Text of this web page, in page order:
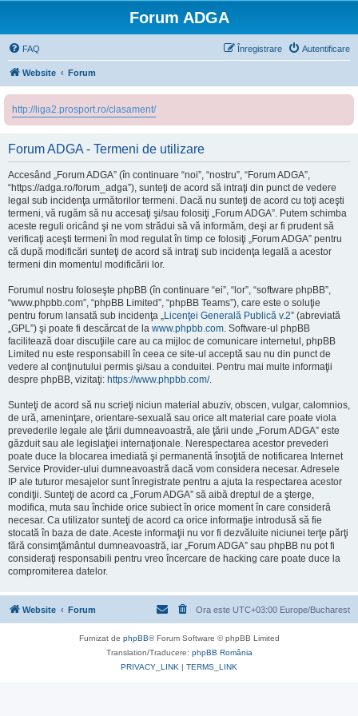
Forum ADGA
FAQ Autentificare
Înregistrare
Website Forum
http://liga2.prosport.ro/clasament/
Forum ADGA - Termeni de utilizare
Accesând „Forum ADGA” (în continuare “noi”, “nostru”, “Forum ADGA”,
“https://adga.ro/forum_adga”), sunteţi de acord să intraţi din punct de vedere
legal sub incidenţa următorilor termeni. Dacă nu sunteţi de acord cu toţi aceşti
termeni, vă rugăm să nu accesaţi şi/sau folosiţi „Forum ADGA”. Putem schimba
aceste reguli oricând şi ne vom strădui să vă informăm, deşi ar fi prudent să
verificaţi aceşti termeni în mod regulat în timp ce folosiţi „Forum ADGA” pentru
că după modificări sunteţi de acord să intraţi sub incidenţa legală a acestor
termeni din momentul modificării lor.
Forumul nostru foloseşte phpBB (în continuare “ei”, “lor”, “software phpBB”,
“www.phpbb.com”, “phpBB Limited”, “phpBB Teams”), care este o soluţie
pentru forum lansată sub incidenţa „Licenţei Generală Publică v.2” (abreviată
„GPL”) şi poate fi descărcat de la www.phpbb.com. Software-ul phpBB
facilitează doar discuţiile care au ca mijloc de comunicare internetul, phpBB
Limited nu este responsabill în ceea ce site-ul acceptă sau nu din punct de
vedere al conţinutului permis şi/sau a conduitei. Pentru mai multe informaţii
despre phpBB, vizitaţi: https://www.phpbb.com/.
Sunteţi de acord să nu scrieţi niciun material abuziv, obscen, vulgar, calomnios,
de ură, ameninţare, orientare-sexuală sau orice alt material care poate viola
prevederile legale ale ţării dumneavoastră, ale ţării unde „Forum ADGA” este
găzduit sau ale legislaţiei internaţionale. Nerespectarea acestor prevederi
poate duce la blocarea imediată şi permanentă însoţită de notificarea Internet
Service Provider-ului dumneavoastră dacă vom considera necesar. Adresele
IP ale tuturor mesajelor sunt înregistrate pentru a ajuta la respectarea acestor
condiţii. Sunteţi de acord ca „Forum ADGA” să aibă dreptul de a şterge,
modifica, muta sau închide orice subiect în orice moment în care consideră
necesar. Ca utilizator sunteţi de acord ca orice informaţie introdusă să fie
stocată în baza de date. Aceste informaţii nu vor fi dezvăluite niciunei terţe părţi
fără consimţământul dumneavoastră, iar „Forum ADGA” sau phpBB nu pot fi
consideraţi responsabili pentru vreo încercare de hacking care poate duce la
compromiterea datelor.
Website Forum Ora este UTC+03:00 Europe/Bucharest
Furnizat de phpBB® Forum Software © phpBB Limited
Translation/Traducere: phpBB România
PRIVACY_LINK | TERMS_LINK